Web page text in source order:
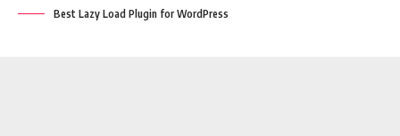
Best Lazy Load Plugin for WordPress